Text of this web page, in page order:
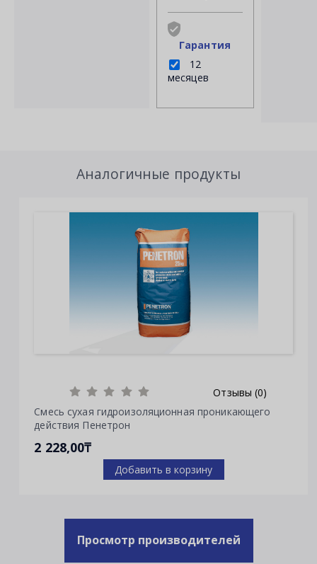
Гарантия
12
месяцев
Аналогичные продукты
Отзывы (0)
Смесь сухая гидроизоляционная проникающего
действия Пенетрон
2 228,00₸
Добавить в корзину
Просмотр производителей